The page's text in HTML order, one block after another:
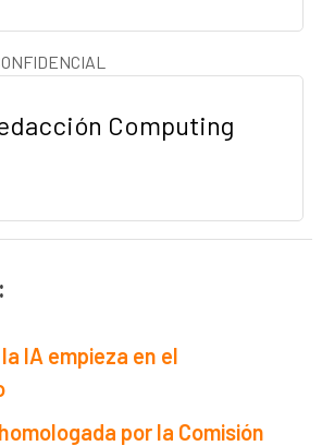
Computing
IA empieza en el
por la Comisión